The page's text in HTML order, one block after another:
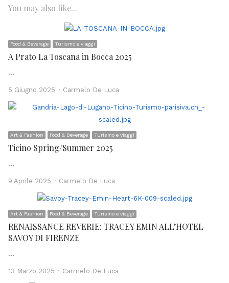
You may also like...
Food & Beverage Turismo e viaggi
A Prato La Toscana in Bocca 2025
…
5 Giugno 2025 Author
Carmelo De Luca
Art & Fashion Food & Beverage Turismo e viaggi
Ticino Spring/Summer 2025
…
9 Aprile 2025 Author
Carmelo De Luca
Art & Fashion Food & Beverage Turismo e viaggi
RENAISSANCE REVERIE: TRACEY EMIN ALL’HOTEL
SAVOY DI FIRENZE
…
13 Marzo 2025 Author
Carmelo De Luca